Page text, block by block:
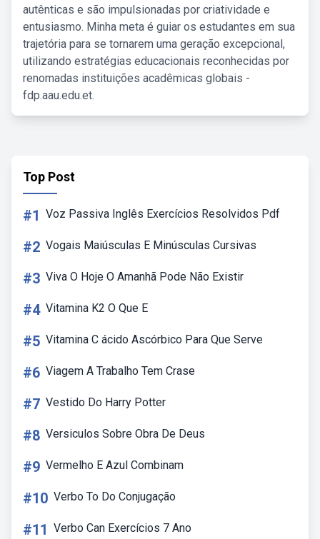
autênticas e são impulsionadas por criatividade e
entusiasmo. Minha meta é guiar os estudantes em sua
trajetória para se tornarem uma geração excepcional,
utilizando estratégias educacionais reconhecidas por
renomadas instituições acadêmicas globais -
fdp.aau.edu.et.
Top Post
#1 Voz Passiva Inglês Exercícios Resolvidos Pdf
#2 Vogais Maiúsculas E Minúsculas Cursivas
#3 Viva O Hoje O Amanhã Pode Não Existir
#4 Vitamina K2 O Que E
#5 Vitamina C ácido Ascórbico Para Que Serve
#6 Viagem A Trabalho Tem Crase
#7 Vestido Do Harry Potter
#8 Versiculos Sobre Obra De Deus
#9 Vermelho E Azul Combinam
#10 Verbo To Do Conjugação
#11 Verbo Can Exercícios 7 Ano